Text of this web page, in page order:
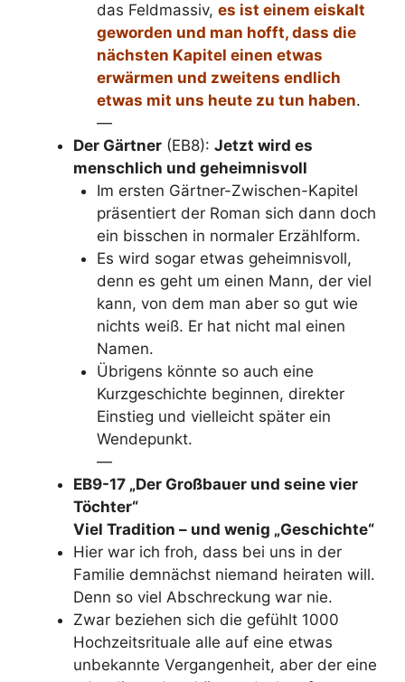
das Feldmassiv, es ist einem eiskalt
geworden und man hofft, dass die
nächsten Kapitel einen etwas
erwärmen und zweitens endlich
etwas mit uns heute zu tun haben.
—
Der Gärtner (EB8): Jetzt wird es
menschlich und geheimnisvoll
Im ersten Gärtner-Zwischen-Kapitel
präsentiert der Roman sich dann doch
ein bisschen in normaler Erzählform.
Es wird sogar etwas geheimnisvoll,
denn es geht um einen Mann, der viel
kann, von dem man aber so gut wie
nichts weiß. Er hat nicht mal einen
Namen.
Übrigens könnte so auch eine
Kurzgeschichte beginnen, direkter
Einstieg und vielleicht später ein
Wendepunkt.
—
EB9-17 „Der Großbauer und seine vier
Töchter“
Viel Tradition – und wenig „Geschichte“
Hier war ich froh, dass bei uns in der
Familie demnächst niemand heiraten will.
Denn so viel Abschreckung war nie.
Zwar beziehen sich die gefühlt 1000
Hochzeitsrituale alle auf eine etwas
unbekannte Vergangenheit, aber der eine